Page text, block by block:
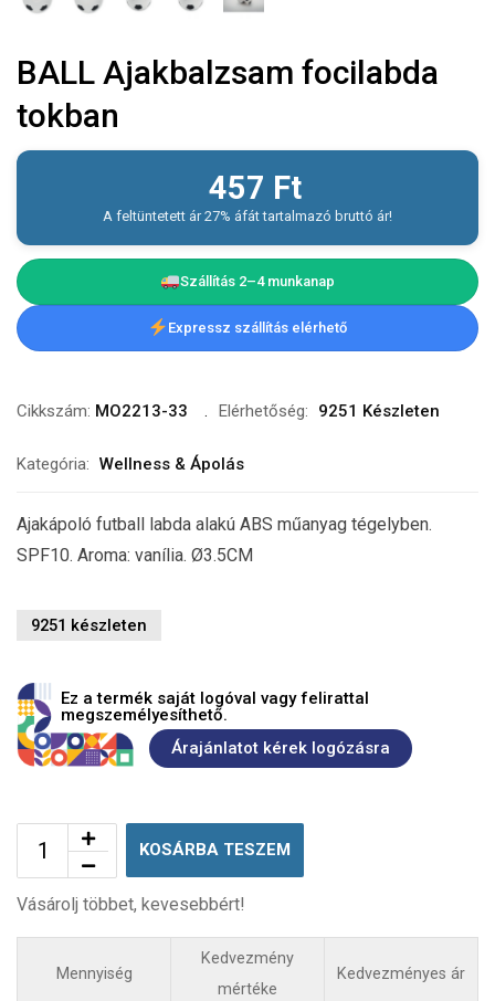
BALL Ajakbalzsam focilabda
tokban
457 Ft
A feltüntetett ár 27% áfát tartalmazó bruttó ár!
Szállítás 2–4 munkanap
Expressz szállítás elérhető
Cikkszám: MO2213-33 Elérhetőség: 9251 Készleten
Kategória: Wellness & Ápolás
Ajakápoló futball labda alakú ABS műanyag tégelyben.
SPF10. Aroma: vanília. Ø3.5CM
9251 készleten
Ez a termék saját logóval vagy felirattal
megszemélyesíthető.
Árajánlatot kérek logózásra
KOSÁRBA TESZEM
Vásárolj többet, kevesebbért!
Mennyiség
Kedvezmény
mértéke
Kedvezményes ár